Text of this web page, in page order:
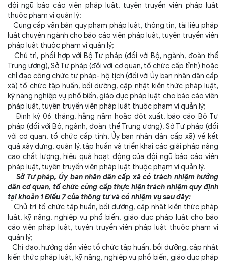
đội ngũ báo cáo viên pháp luật, tuyên truyền viên pháp luật
thuộc phạm vi quản lý;
Cung cấp văn bản quy phạm pháp luật, thông tin, tài liệu pháp
luật chuyên ngành cho báo cáo viên pháp luật, tuyên truyền viên
pháp luật thuộc phạm vi quản lý;
Chủ trì, phối hợp với Bộ Tư pháp (đối với Bộ, ngành, đoàn thể
Trung ương), Sở Tư pháp (đối với cơ quan, tổ chức cấp tỉnh) hoặc
chỉ đạo công chức tư pháp- hộ tịch (đối với Ủy ban nhân dân cấp
xã) tổ chức tập huấn, bồi dưỡng, cập nhật kiến thức pháp luật,
kỹ năng nghiệp vụ phổ biến, giáo dục pháp luật cho báo cáo viên
pháp luật, tuyên truyền viên pháp luật thuộc phạm vi quản lý;
Định kỳ 06 tháng, hằng năm hoặc đột xuất, báo cáo Bộ Tư
pháp (đối với Bộ, ngành, đoàn thể Trung ương), Sở Tư pháp (đối
với cơ quan, tổ chức cấp tỉnh, Ủy ban nhân dân cấp xã) về kết
quả xây dựng, quản lý, tập huấn và triển khai các giải pháp nâng
cao chất lượng, hiệu quả hoạt động của đội ngũ báo cáo viên
pháp luật, tuyên truyền viên pháp luật thuộc phạm vi quản lý.
Sở Tư pháp, Ủy ban nhân dân cấp xã có trách nhiệm hướng
dẫn cơ quan, tổ chức cùng cấp thực hiện trách nhiệm quy định
tại khoản 1 Điều 7 của thông tư và có nhiệm vụ sau đây:
Chủ trì tổ chức tập huấn, bồi dưỡng, cập nhật kiến thức pháp
luật, kỹ năng, nghiệp vụ phổ biến, giáo dục pháp luật cho báo
cáo viên pháp luật, tuyên truyền viên pháp luật thuộc phạm vi
quản lý;
Chỉ đạo, hướng dẫn việc tổ chức tập huấn, bồi dưỡng, cập nhật
kiến thức pháp luật, kỹ năng, nghiệp vụ phổ biến, giáo dục pháp